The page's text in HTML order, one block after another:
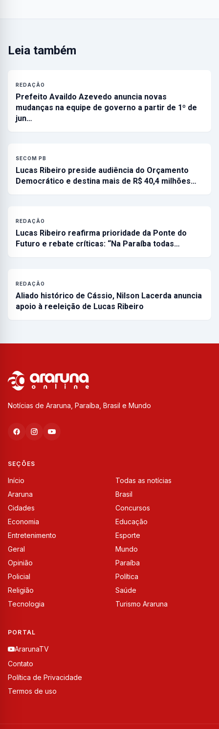
Leia também
REDAÇÃO
Prefeito Availdo Azevedo anuncia novas
mudanças na equipe de governo a partir de 1º de
jun…
SECOM PB
Lucas Ribeiro preside audiência do Orçamento
Democrático e destina mais de R$ 40,4 milhões…
REDAÇÃO
Lucas Ribeiro reafirma prioridade da Ponte do
Futuro e rebate críticas: “Na Paraíba todas…
REDAÇÃO
Aliado histórico de Cássio, Nilson Lacerda anuncia
apoio à reeleição de Lucas Ribeiro
Notícias de Araruna, Paraíba, Brasil e Mundo
SEÇÕES
Início
Todas as notícias
Araruna
Brasil
Cidades
Concursos
Economia
Educação
Entretenimento
Esporte
Geral
Mundo
Opinião
Paraíba
Policial
Política
Religião
Saúde
Tecnologia
Turismo Araruna
PORTAL
ArarunaTV
Contato
Política de Privacidade
Termos de uso